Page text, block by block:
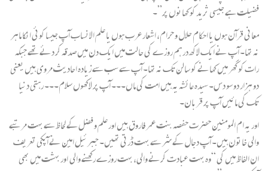
فضیلت ہے جیسی ثرید کو کھانوں پر”۔
معانی قرآن ہوں یا احکام حلال و حرام، اشعار عرب ہوں یا علم الانساب آپ جیسا کوئی انکا ماہر
نہ تھا۔ آپ نے ایک لاکھ درہم روزے کی حالت میں ایک دن میں صدقہ کر دئے تھے جبکہ
رات کو گھر میں کھانے کو سالن تک نہ تھا۔ آپ سے سب سے زیادہ احادیث مروی ہیں یعنی
دو ہزار دو سو دس۔ سیدہ عائشہ یہ ہیں امت کی ماں۔۔۔ آپ پر لاکھوں سلام۔۔۔ رہتی دنیا
تک کی مائیں آپ پر قربان۔
اور یہ ام المومنین حضرت حفصہ بنت عمر فاروق ہیں‌ اور علم و فضل کے لحاظ سے بہت مرتبے
والی خاتون ہیں۔ آپ دجال کے شر سے بہت ڈرتی تھیں‌۔ جبرئیل امین نے آپکی تعریف
ان الفاظ میں کی “وہ بہت عبادت کرنے والی، بہت روزے رکھنے والی اور بہشت میں بھی